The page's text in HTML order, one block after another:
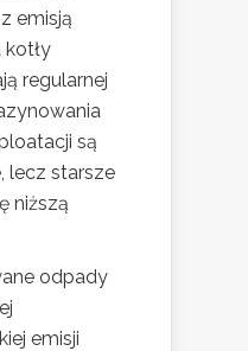
emisją
kotły
regularnej
są
lecz starsze
niższą
odpady
emisji